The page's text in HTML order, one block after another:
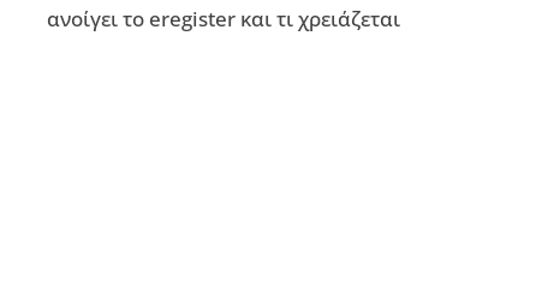
ανοίγει το eregister και τι χρειάζεται